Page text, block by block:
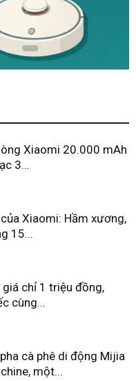
Xiaomi 20.000 mAh
3...
Xiaomi: Hầm xương,
15...
chỉ 1 triệu đồng,
cùng...
cà phê di động Mijia
một...